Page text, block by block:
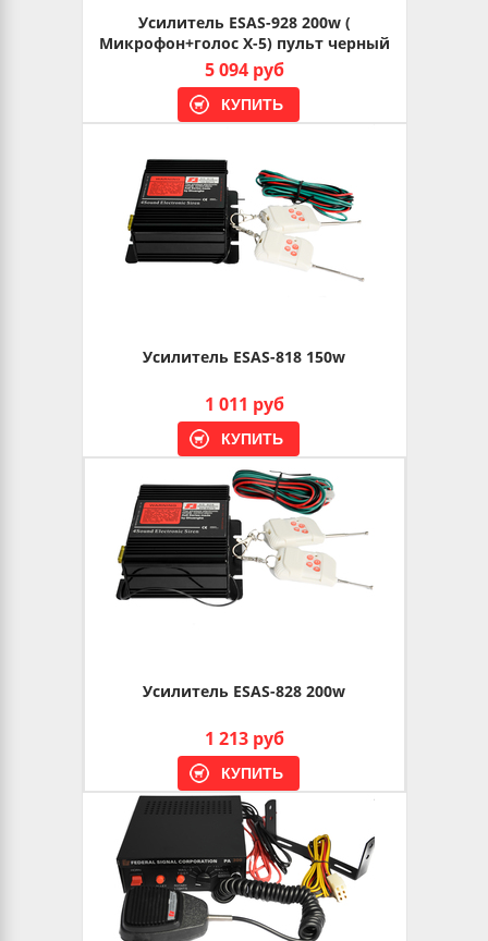
Усилитель ESAS-928 200w (
Микрофон+голос X-5) пульт черный
5 094 руб
Усилитель ESAS-818 150w
1 011 руб
Усилитель ESAS-828 200w
1 213 руб